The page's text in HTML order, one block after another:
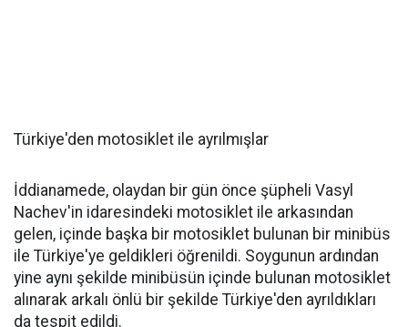
Türkiye'den motosiklet ile ayrılmışlar
İddianamede, olaydan bir gün önce şüpheli Vasyl
Nachev'in idaresindeki motosiklet ile arkasından
gelen, içinde başka bir motosiklet bulunan bir minibüs
ile Türkiye'ye geldikleri öğrenildi. Soygunun ardından
yine aynı şekilde minibüsün içinde bulunan motosiklet
alınarak arkalı önlü bir şekilde Türkiye'den ayrıldıkları
da tespit edildi.